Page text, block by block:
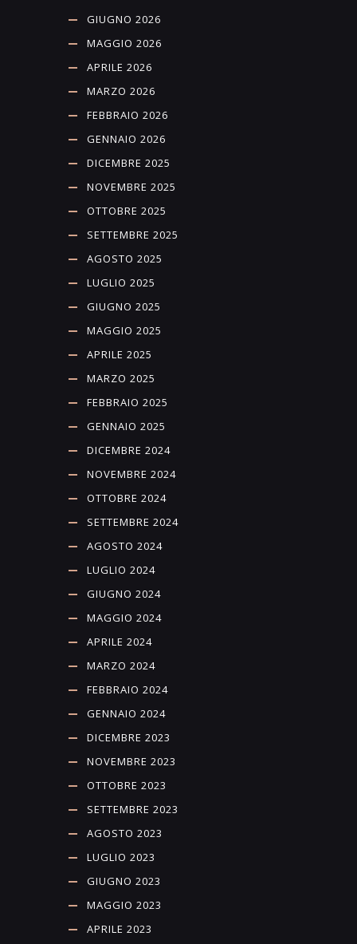
GIUGNO 2026
MAGGIO 2026
APRILE 2026
MARZO 2026
FEBBRAIO 2026
GENNAIO 2026
DICEMBRE 2025
NOVEMBRE 2025
OTTOBRE 2025
SETTEMBRE 2025
AGOSTO 2025
LUGLIO 2025
GIUGNO 2025
MAGGIO 2025
APRILE 2025
MARZO 2025
FEBBRAIO 2025
GENNAIO 2025
DICEMBRE 2024
NOVEMBRE 2024
OTTOBRE 2024
SETTEMBRE 2024
AGOSTO 2024
LUGLIO 2024
GIUGNO 2024
MAGGIO 2024
APRILE 2024
MARZO 2024
FEBBRAIO 2024
GENNAIO 2024
DICEMBRE 2023
NOVEMBRE 2023
OTTOBRE 2023
SETTEMBRE 2023
AGOSTO 2023
LUGLIO 2023
GIUGNO 2023
MAGGIO 2023
APRILE 2023